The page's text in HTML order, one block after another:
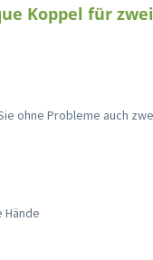
Koppel für
ohne Probleme auch
Hände